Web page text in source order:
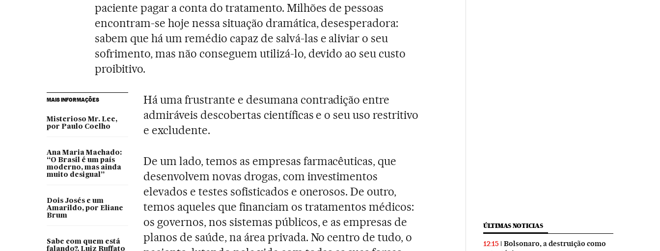
paciente pagar a conta do tratamento. Milhões de pessoas
encontram-se hoje nessa situação dramática, desesperadora:
sabem que há um remédio capaz de salvá-las e aliviar o seu
sofrimento, mas não conseguem utilizá-lo, devido ao seu custo
proibitivo.
MAIS INFORMAÇÕES
Misterioso Mr. Lee,
por Paulo Coelho
Ana Maria Machado:
“O Brasil é um país
moderno, mas ainda
muito desigual”
Dois Josés e um
Amarildo, por Eliane
Brum
Sabe com quem está
falando?, Luiz Ruffato
Há uma frustrante e desumana contradição entre
admiráveis descobertas científicas e o seu uso restritivo
e excludente.
De um lado, temos as empresas farmacêuticas, que
desenvolvem novas drogas, com investimentos
elevados e testes sofisticados e onerosos. De outro,
temos aqueles que financiam os tratamentos médicos:
os governos, nos sistemas públicos, e as empresas de
planos de saúde, na área privada. No centro de tudo, o
ÚLTIMAS NOTICIAS
12:15
Bolsonaro, a destruição como